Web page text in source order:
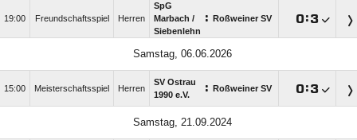
19:00 Freundschaftsspiel Herren
SpG
Marbach /​
Siebenlehn
: Roßweiner SV :
Samstag, 06.06.2026
15:00 Meisterschaftsspiel Herren
SV Ostrau
1990 e.V.
: Roßweiner SV :
Samstag, 21.09.2024